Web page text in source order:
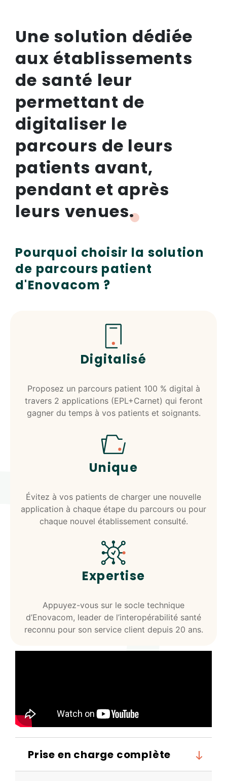
Une solution dédiée
aux établissements
de santé leur
permettant de
digitaliser le
parcours de leurs
patients avant,
pendant et après
leurs venues.
Pourquoi choisir la solution
de parcours patient
d'Enovacom ?
Digitalisé
Proposez un parcours patient 100 % digital à
travers 2 applications (EPL+Carnet) qui feront
gagner du temps à vos patients et soignants.
Unique
Évitez à vos patients de charger une nouvelle
application à chaque étape du parcours ou pour
chaque nouvel établissement consulté.
Expertise
Appuyez-vous sur le socle technique
d’Enovacom, leader de l’interopérabilité santé
reconnu pour son service client depuis 20 ans.
Prise en charge complète